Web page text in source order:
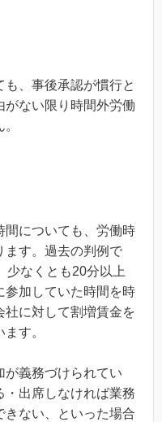
、事後承認が慣行と
がない限り時間外労働
間についても、労働時
ます。過去の判例で
少なくとも20分以上
参加していた時間を時
社に対して割増賃金を
す。
が義務づけられてい
・出席しなければ業務
きない、といった場合